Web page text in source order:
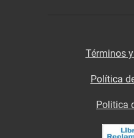
Términos
Política
Politica